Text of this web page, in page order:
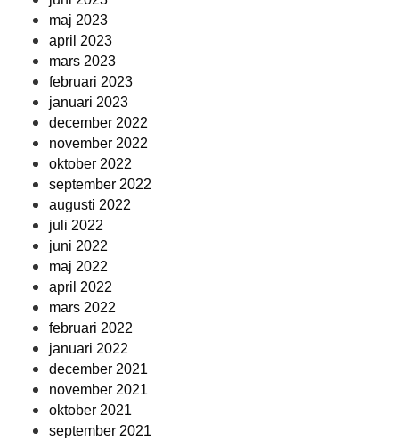
maj 2023
april 2023
mars 2023
februari 2023
januari 2023
december 2022
november 2022
oktober 2022
september 2022
augusti 2022
juli 2022
juni 2022
maj 2022
april 2022
mars 2022
februari 2022
januari 2022
december 2021
november 2021
oktober 2021
september 2021